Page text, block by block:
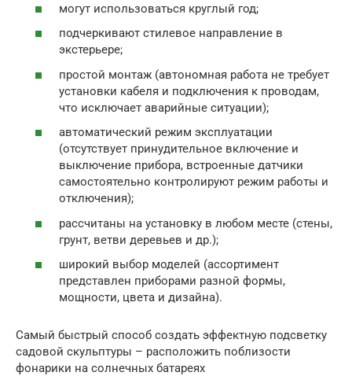
могут использоваться круглый год;
подчеркивают стилевое направление в
экстерьере;
простой монтаж (автономная работа не требует
установки кабеля и подключения к проводам,
что исключает аварийные ситуации);
автоматический режим эксплуатации
(отсутствует принудительное включение и
выключение прибора, встроенные датчики
самостоятельно контролируют режим работы и
отключения);
рассчитаны на установку в любом месте (стены,
грунт, ветви деревьев и др.);
широкий выбор моделей (ассортимент
представлен приборами разной формы,
мощности, цвета и дизайна).
Самый быстрый способ создать эффектную подсветку
садовой скульптуры – расположить поблизости
фонарики на солнечных батареях